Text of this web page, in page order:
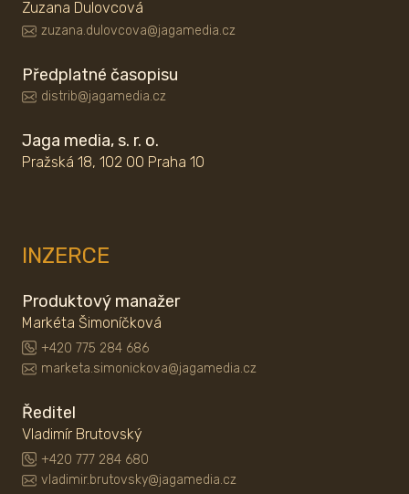
Zuzana Dulovcová
zuzana.dulovcova@jagamedia.cz
Předplatné časopisu
distrib@jagamedia.cz
Jaga media, s. r. o.
Pražská 18, 102 00 Praha 10
INZERCE
Produktový manažer
Markéta Šimoníčková
+420 775 284 686
marketa.simonickova@jagamedia.cz
Ředitel
Vladimír Brutovský
+420 777 284 680
vladimir.brutovsky@jagamedia.cz